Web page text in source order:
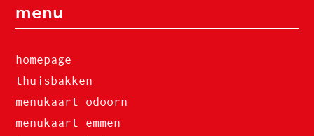
menu
homepage
thuisbakken
menukaart odoorn
menukaart emmen